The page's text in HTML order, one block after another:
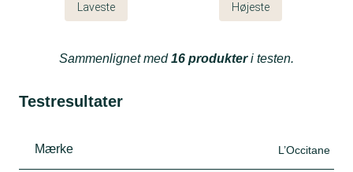
Laveste Højeste
Sammenlignet med16 produkteri testen.
Testresultater
Mærke L’Occitane